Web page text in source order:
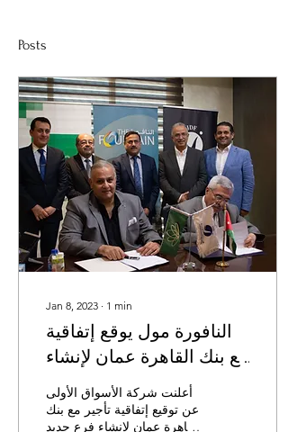
Posts
Jan 8, 2023 ∙ 1 min
النافورة مول يوقع إتفاقية
مع بنك القاهرة عمان لإنشاء
فرع جديد في العقبة
أعلنت شركة الأسواق الأولى
عن توقيع إتفاقية تأجير مع بنك
القاهرة عمان لإنشاء فرع جديد